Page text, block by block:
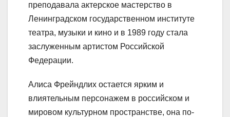
преподавала актерское мастерство в
Ленинградском государственном институте
театра, музыки и кино и в 1989 году стала
заслуженным артистом Российской
Федерации.
Алиса Фрейндлих остается ярким и
влиятельным персонажем в российском и
мировом культурном пространстве, она по-